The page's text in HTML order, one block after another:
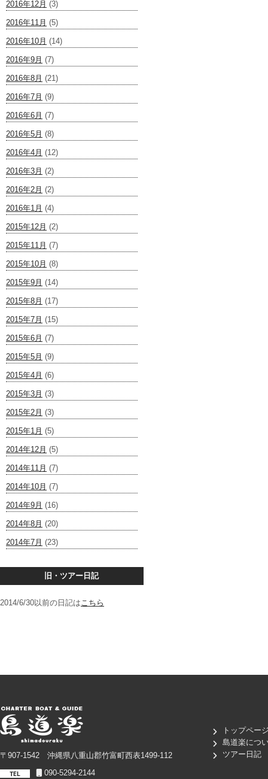
2016年12月 (3)
2016年11月 (5)
2016年10月 (14)
2016年9月 (7)
2016年8月 (21)
2016年7月 (9)
2016年6月 (7)
2016年5月 (8)
2016年4月 (12)
2016年3月 (2)
2016年2月 (2)
2016年1月 (4)
2015年12月 (2)
2015年11月 (7)
2015年10月 (8)
2015年9月 (14)
2015年8月 (17)
2015年7月 (15)
2015年6月 (7)
2015年5月 (9)
2015年4月 (6)
2015年3月 (3)
2015年2月 (3)
2015年1月 (5)
2014年12月 (5)
2014年11月 (7)
2014年10月 (7)
2014年9月 (16)
2014年8月 (20)
2014年7月 (23)
旧・ツアー日記
2014/6/30以前の日記はこちら
〒907-1542 沖縄県八重山郡竹富町西表1499-112
090-5294-2144
トップペー
島道楽につ
ツアー日記